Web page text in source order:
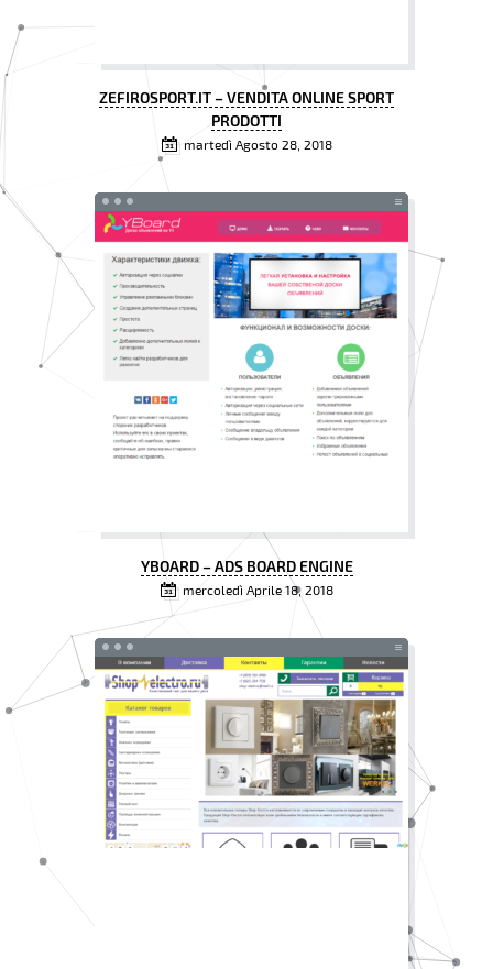
ZEFIROSPORT.IT – VENDITA ONLINE SPORT
PRODOTTI
martedì Agosto 28, 2018
YBOARD – ADS BOARD ENGINE
mercoledì Aprile 18, 2018